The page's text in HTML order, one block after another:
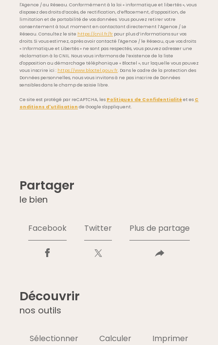
l'Agence / au Réseau. Conformément à la loi « informatique et libertés », vous
disposez des droits d’accès, de rectification, d’effacement, d’opposition, de
limitation et de portabilité de vos données. Vous pouvez retirer votre
consentement à tout moment en contactant directement l’Agence / Le
Réseau. Consultez le site https://cnil.fr/fr pour plus d’informations sur vos
droits. Si vous estimez, après avoir contacté l'Agence / le Réseau, que vos droits
« Informatique et Libertés » ne sont pas respectés, vous pouvez adresser une
réclamation à la CNIL. Nous vous informons de l’existence de la liste
d'opposition au démarchage téléphonique « Bloctel », sur laquelle vous pouvez
vous inscrire ici : https://www.bloctel.gouv.fr. Dans le cadre de la protection des
Données personnelles, nous vous invitons à ne pas inscrire de Données
sensibles dans le champ de saisie libre.
Ce site est protégé par reCAPTCHA, les Politiques de Confidentialitéet es C
onditions d'utilisation de Google s'appliquent.
partager
le bien
Facebook Twitter Plus de partage
découvrir
nos outils
Sélectionner Calculer Imprimer